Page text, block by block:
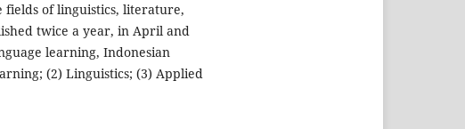
fields of linguistics, literature,
twice a year, in April and
learning, Indonesian
(2) Linguistics; (3) Applied